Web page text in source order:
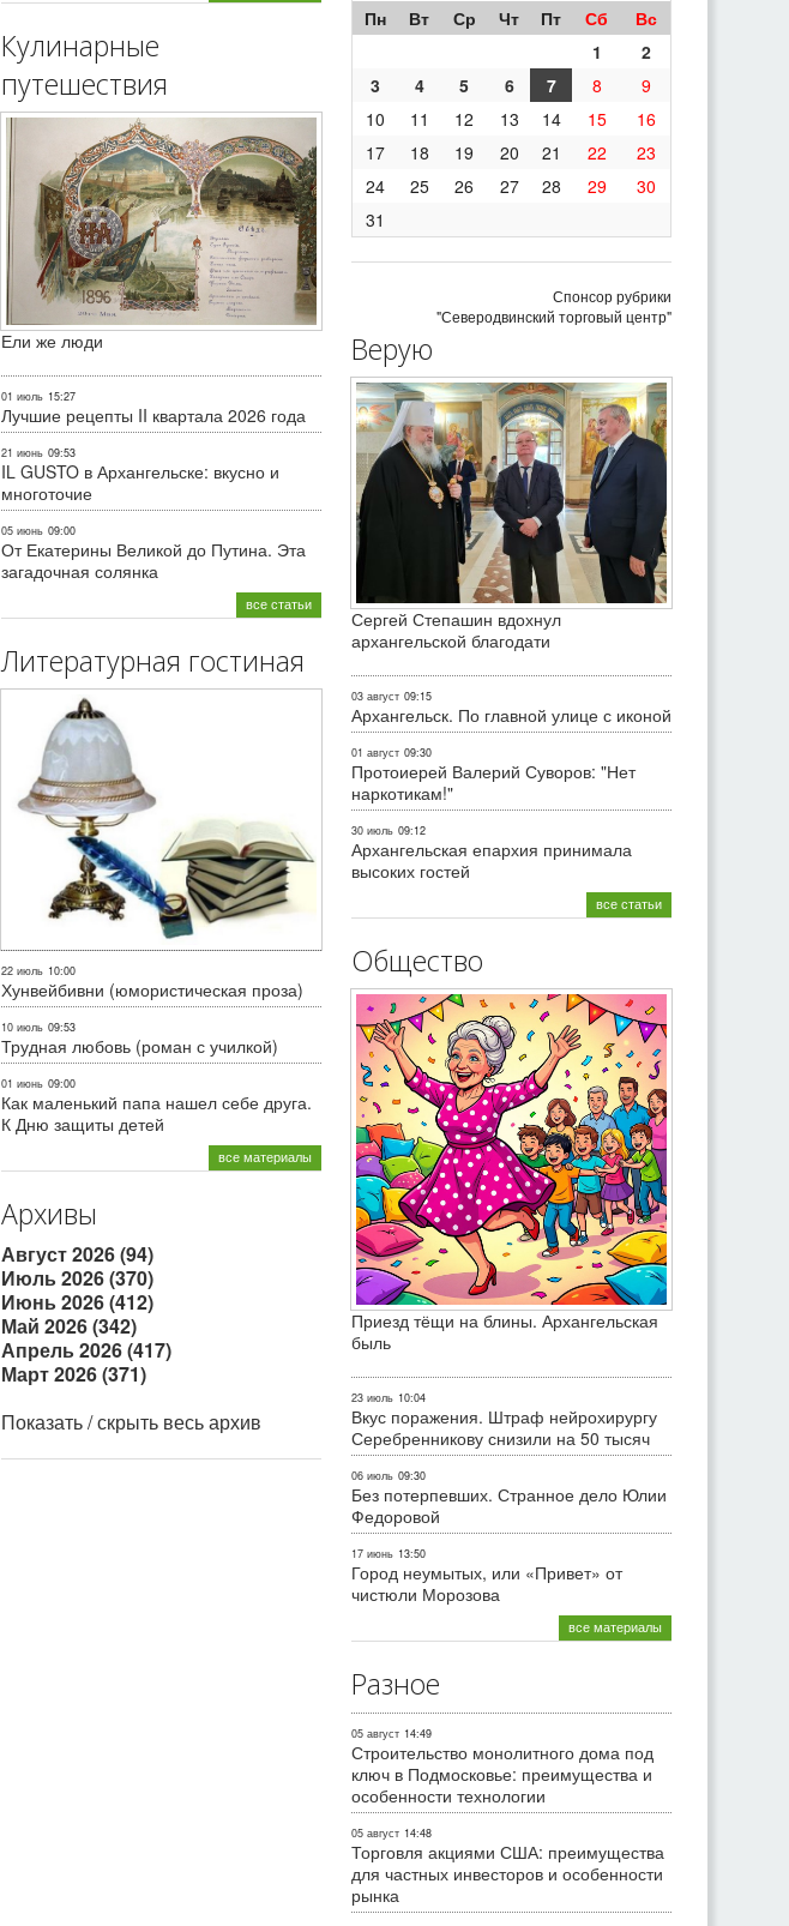
Кулинарные
путешествия
Ели же люди
01 июль 15:27
Лучшие рецепты II квартала 2026 года
21 июнь 09:53
IL GUSTO в Архангельске: вкусно и
многоточие
05 июнь 09:00
От Екатерины Великой до Путина. Эта
загадочная солянка
все статьи
Литературная гостиная
22 июль 10:00
Хунвейбивни (юмористическая проза)
10 июль 09:53
Трудная любовь (роман с училкой)
01 июнь 09:00
Как маленький папа нашел себе друга.
К Дню защиты детей
все материалы
Архивы
Август 2026 (94)
Июль 2026 (370)
Июнь 2026 (412)
Май 2026 (342)
Апрель 2026 (417)
Март 2026 (371)
Показать / скрыть весь архив
Пн Вт Ср Чт Пт Сб
Вс
1
2
3
4 5 6 7 8
9
10
11 12 13 14 15
16
17
18 19 20 21 22
23
24
25 26 27 28 29
30
31
Спонсор рубрики
"Северодвинский торговый центр"
Верую
Сергей Степашин вдохнул
архангельской благодати
03 август 09:15
Архангельск. По главной улице с иконой
01 август 09:30
Протоиерей Валерий Суворов: "Нет
наркотикам!"
30 июль 09:12
Архангельская епархия принимала
высоких гостей
все статьи
Общество
Приезд тёщи на блины. Архангельская
быль
23 июль 10:04
Вкус поражения. Штраф нейрохирургу
Серебренникову снизили на 50 тысяч
06 июль 09:30
Без потерпевших. Странное дело Юлии
Федоровой
17 июнь 13:50
Город неумытых, или «Привет» от
чистюли Морозова
все материалы
Разное
05 август 14:49
Строительство монолитного дома под
ключ в Подмосковье: преимущества и
особенности технологии
05 август 14:48
Торговля акциями США: преимущества
для частных инвесторов и особенности
рынка